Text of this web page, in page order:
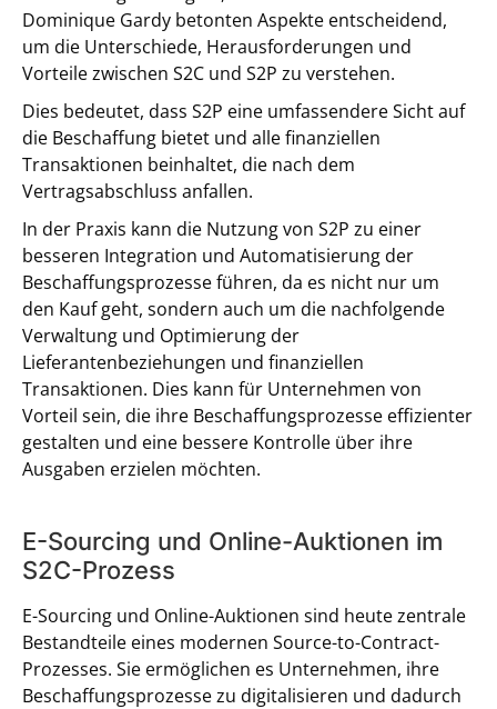
Dominique Gardy betonten Aspekte entscheidend,
um die Unterschiede, Herausforderungen und
Vorteile zwischen S2C und S2P zu verstehen.
Dies bedeutet, dass S2P eine umfassendere Sicht auf
die Beschaffung bietet und alle finanziellen
Transaktionen beinhaltet, die nach dem
Vertragsabschluss anfallen.
In der Praxis kann die Nutzung von S2P zu einer
besseren Integration und Automatisierung der
Beschaffungsprozesse führen, da es nicht nur um
den Kauf geht, sondern auch um die nachfolgende
Verwaltung und Optimierung der
Lieferantenbeziehungen und finanziellen
Transaktionen. Dies kann für Unternehmen von
Vorteil sein, die ihre Beschaffungsprozesse effizienter
gestalten und eine bessere Kontrolle über ihre
Ausgaben erzielen möchten.
E-Sourcing und Online-Auktionen im
S2C-Prozess
E-Sourcing und Online-Auktionen sind heute zentrale
Bestandteile eines modernen Source-to-Contract-
Prozesses. Sie ermöglichen es Unternehmen, ihre
Beschaffungsprozesse zu digitalisieren und dadurch